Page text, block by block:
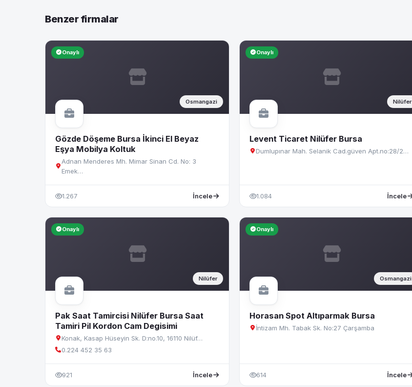
Benzer firmalar
Onaylı
Osmangazi
Gözde Döşeme Bursa İkinci El Beyaz
Eşya Mobilya Koltuk
Adnan Menderes Mh. Mimar Sinan Cd. No: 3
Emek…
1.267 İncele
Onaylı
Nilüfer
Levent Ticaret Nilüfer Bursa
Dumlupınar Mah. Selanik Cad.güven Apt.no:28/2…
1.084 İncele
Onaylı
Nilüfer
Pak Saat Tamircisi Nilüfer Bursa Saat
Tamiri Pil Kordon Cam Degisimi
Konak, Kasap Hüseyin Sk. D:no.10, 16110 Nilüf…
0.224 452 35 63
921 İncele
Onaylı
Osmangazi
Horasan Spot Altıparmak Bursa
İntizam Mh. Tabak Sk. No:27 Çarşamba
614 İncele